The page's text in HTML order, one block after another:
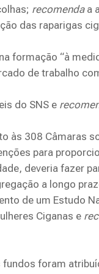
recomendaa
das raparigas
formação “à
de trabalho
do SNS e
às 308 Câmaras
para
deveria fazer
a longo
de um Estudo
Ciganas e
fundos foram